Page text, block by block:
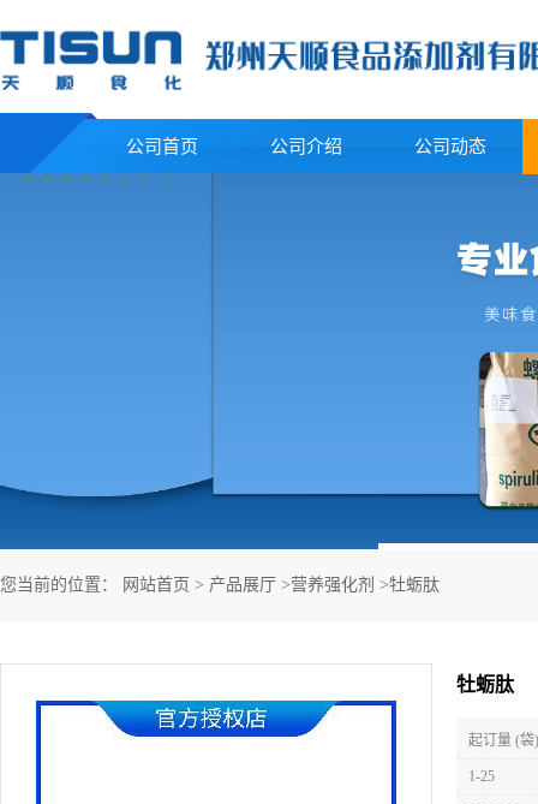
公司首页 公司介绍 公司动态
您当前的位置： 网站首页 > 产品展厅 >营养强化剂 >牡蛎肽
牡蛎肽
起订量 (袋)
1-25